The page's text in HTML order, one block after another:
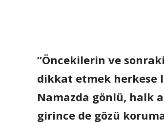
”Öncekilerin ve
dikkat etmek herkese
Namazda gönlü, halk
girince de gözü